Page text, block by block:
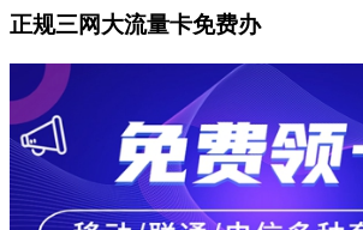
正规三网大流量卡免费办